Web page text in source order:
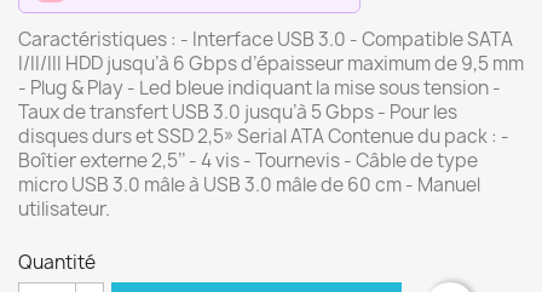
Caractéristiques : - Interface USB 3.0 - Compatible SATA
I/II/III HDD jusqu’à 6 Gbps d’épaisseur maximum de 9,5 mm
- Plug & Play - Led bleue indiquant la mise sous tension -
Taux de transfert USB 3.0 jusqu’à 5 Gbps - Pour les
disques durs et SSD 2,5» Serial ATA Contenue du pack : -
Boîtier externe 2,5’’ - 4 vis - Tournevis - Câble de type
micro USB 3.0 mâle à USB 3.0 mâle de 60 cm - Manuel
utilisateur.
Quantité